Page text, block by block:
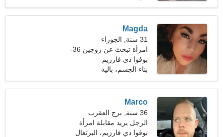
Magda
31 سنة, الجوزاء
امرأة تبحث عن زوجين 36-
42
بوفوا دي فارزيم
بناء الجسم، باليه
Marco
36 سنة, برج العقرب
الرجل يريد مقابلة امرأة
بوفوا دي فارزيم، البرتغال